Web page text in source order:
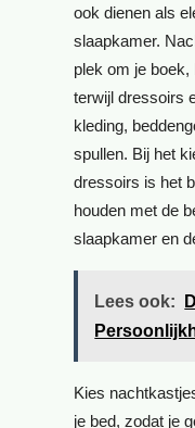
ook dienen als
slaapkamer.
plek om je boek,
terwijl dressoirs
kleding,
spullen. Bij het
dressoirs is het
houden met de
slaapkamer en
Lees ook:
Kies
je bed, zodat je